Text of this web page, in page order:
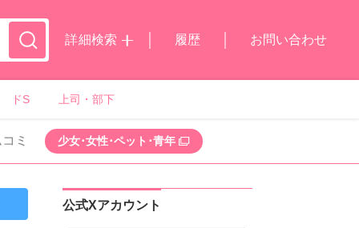
詳細検索
履歴 お問い合わせ
ドS 上司・部下
ミ 少女･女性･ペット･青年
公式Xアカウント